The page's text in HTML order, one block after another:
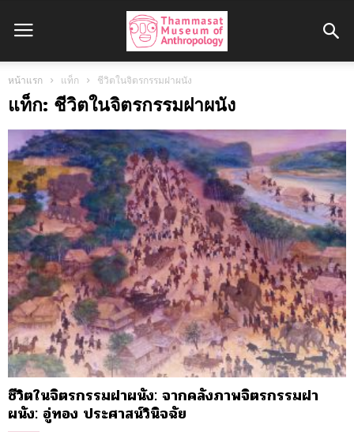
หน้าแรก แท็ก ชีวิตในจิตรกรรมฝาผนัง
แท็ก: ชีวิตในจิตรกรรมฝาผนัง
ชีวิตในจิตรกรรมฝาผนัง: จากคลังภาพจิตรกรรมฝา
ผนัง: อู่ทอง ประศาสน์วินิจฉัย